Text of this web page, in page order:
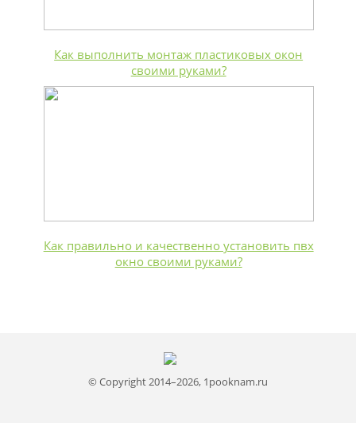
Как выполнить монтаж пластиковых окон
своими руками?
Как правильно и качественно установить пвх
окно своими руками?
© Copyright 2014–2026, 1pooknam.ru